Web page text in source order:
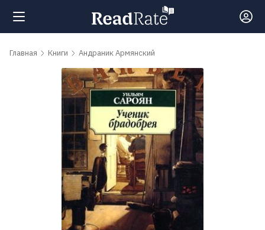
Поиск
Рейтинги
обсуждаемые
Главная Книги Андраник Армянский